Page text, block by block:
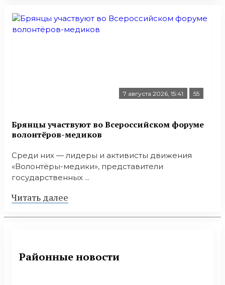
7 августа 2026, 15:41 55
Брянцы участвуют во Всероссийском форуме
волонтёров-медиков
Среди них — лидеры и активисты движения
«Волонтёры-медики», представители
государственных ...
Читать далее
Районные новости